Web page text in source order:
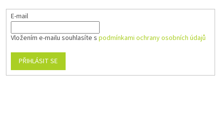
E-mail
Vložením e-mailu souhlasíte s podmínkami ochrany osobních údajů
PŘIHLÁSIT SE